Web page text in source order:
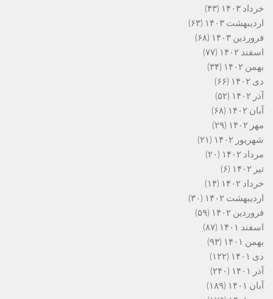
خرداد ۱۴۰۳
(۴۳)
اردیبهشت ۱۴۰۳
(۶۳)
فروردین ۱۴۰۳
(۶۸)
اسفند ۱۴۰۲
(۷۷)
بهمن ۱۴۰۲
(۳۴)
دی ۱۴۰۲
(۶۶)
آذر ۱۴۰۲
(۵۲)
آبان ۱۴۰۲
(۶۸)
مهر ۱۴۰۲
(۲۹)
شهریور ۱۴۰۲
(۲۱)
مرداد ۱۴۰۲
(۲۰)
تیر ۱۴۰۲
(۶)
خرداد ۱۴۰۲
(۱۴)
اردیبهشت ۱۴۰۲
(۳۰)
فروردین ۱۴۰۲
(۵۹)
اسفند ۱۴۰۱
(۸۷)
بهمن ۱۴۰۱
(۹۳)
دی ۱۴۰۱
(۱۲۲)
آذر ۱۴۰۱
(۲۴۰)
آبان ۱۴۰۱
(۱۸۹)